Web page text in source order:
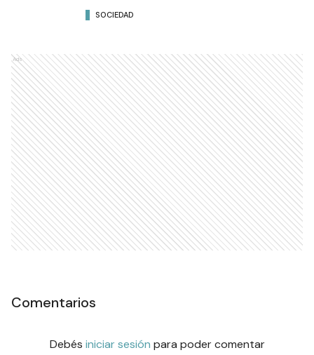
SOCIEDAD
Ads
Comentarios
Debés iniciar sesión para poder comentar